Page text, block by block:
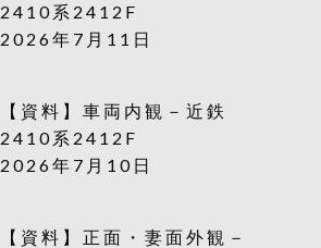
2410系2412F
2026年7月11日
【資料】車両内観－近鉄
2410系2412F
2026年7月10日
【資料】正面・妻面外観－